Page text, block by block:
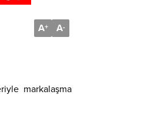
A+ A-
markalaşma